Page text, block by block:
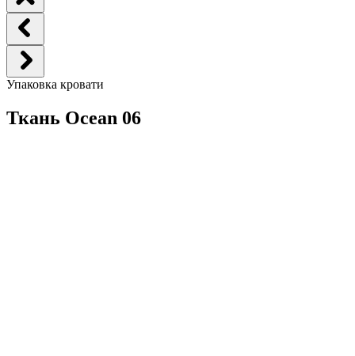
Упаковка кровати
Ткань Ocean 06